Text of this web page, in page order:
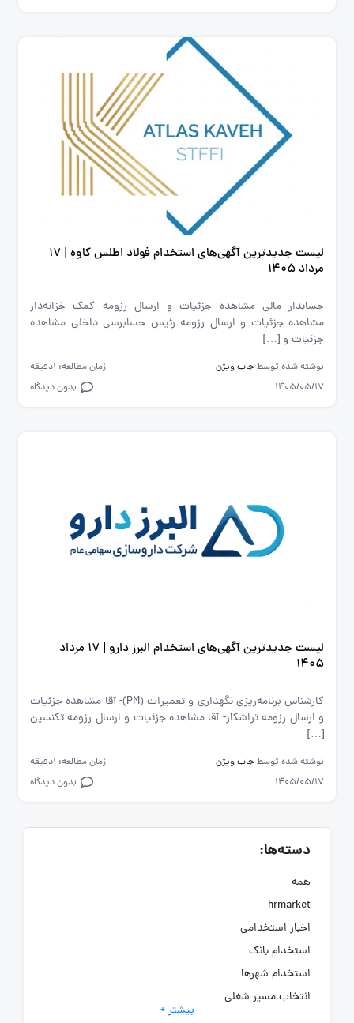
لیست جدیدترین آگهی‌های استخدام فولاد اطلس کاوه | ۱۷
مرداد ۱۴۰۵
حسابدار مالی مشاهده جزئیات و ارسال رزومه کمک خزانه‌دار
مشاهده جزئیات و ارسال رزومه رئیس حسابرسی داخلی مشاهده
جزئیات و […]
نوشته شده توسط جاب ویژن
زمان مطالعه: 1دقیقه
1405/05/17
بدون دیدگاه
لیست جدیدترین آگهی‌های استخدام البرز دارو | ۱۷ مرداد
۱۴۰۵
کارشناس برنامه‌ریزی نگهداری و تعمیرات (PM)- آقا مشاهده جزئیات
و ارسال رزومه تراشکار- آقا مشاهده جزئیات و ارسال رزومه تکنسین
[…]
نوشته شده توسط جاب ویژن
زمان مطالعه: 1دقیقه
1405/05/17
بدون دیدگاه
دسته‌ها:
همه
hrmarket
اخبار استخدامی
استخدام بانک
استخدام شهرها
انتخاب مسیر شغلی
بیشتر +